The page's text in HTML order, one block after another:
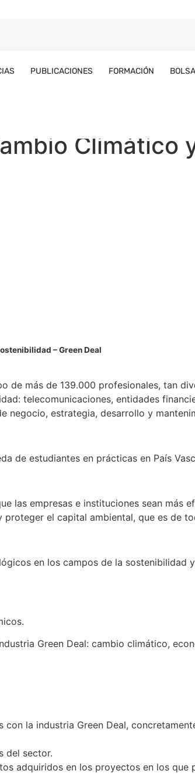
PUBLICACIONES FORMACIÓN
Climático
– Green Deal
de más de 139.000 profesionales, tan
telecomunicaciones, entidades
negocio, estrategia, desarrollo y
de estudiantes en prácticas en País
las empresas e instituciones sean
el capital ambiental, que es de
en los campos de la
Green Deal: cambio climático,
la industria Green Deal,
del sector.
adquiridos en los proyectos en los que